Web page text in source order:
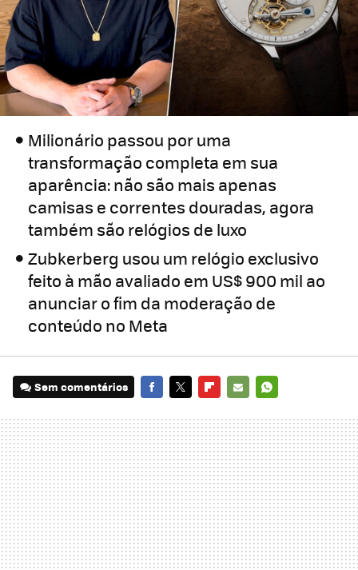
Milionário passou por uma
transformação completa em sua
aparência: não são mais apenas
camisas e correntes douradas, agora
também são relógios de luxo
Zubkerberg usou um relógio exclusivo
feito à mão avaliado em US$ 900 mil ao
anunciar o fim da moderação de
conteúdo no Meta
Sem comentários
MAIL